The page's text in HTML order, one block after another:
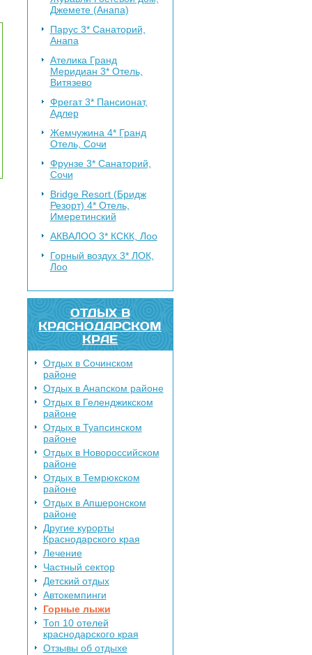
Джемете (Анапа)
Парус 3* Санаторий,
Анапа
Ателика Гранд
Меридиан 3* Отель,
Витязево
Фрегат 3* Пансионат,
Адлер
Жемчужина 4* Гранд
Отель, Сочи
Фрунзе 3* Санаторий,
Сочи
Bridge Resort (Бридж
Резорт) 4* Отель,
Имеретинский
АКВАЛОО 3* КСКК, Лоо
Горный воздух 3* ЛОК,
Лоо
ОТДЫХ В
КРАСНОДАРСКОМ
КРАЕ
Отдых в Сочинском
районе
Отдых в Анапском районе
Отдых в Геленджикском
районе
Отдых в Туапсинском
районе
Отдых в Новороссийском
районе
Отдых в Темрюкском
районе
Отдых в Апшеронском
районе
Другие курорты
Краснодарского края
Лечение
Частный сектор
Детский отдых
Автокемпинги
Горные лыжи
Топ 10 отелей
краснодарского края
Отзывы об отдыхе